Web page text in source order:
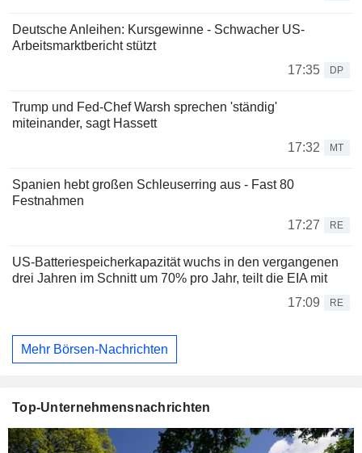
Deutsche Anleihen: Kursgewinne - Schwacher US-
Arbeitsmarktbericht stützt
17:35
DP
Trump und Fed-Chef Warsh sprechen 'ständig'
miteinander, sagt Hassett
17:32
MT
Spanien hebt großen Schleuserring aus - Fast 80
Festnahmen
17:27
RE
US-Batteriespeicherkapazität wuchs in den vergangenen
drei Jahren im Schnitt um 70% pro Jahr, teilt die EIA mit
17:09
RE
Mehr Börsen-Nachrichten
Top-Unternehmensnachrichten